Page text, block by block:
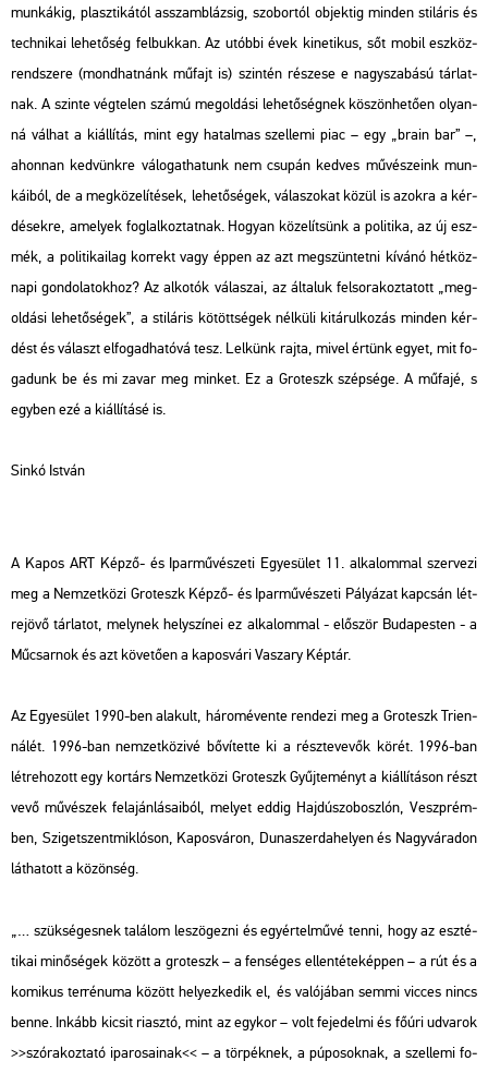
mun­ká­kig, plasz­ti­ká­tól asszamb­lá­zsig, szo­bor­tól ob­jek­tig min­den sti­lá­ris és
tech­ni­kai le­he­tő­ség fel­buk­kan. Az utób­bi évek ki­ne­ti­kus, sőt mobil esz­köz­
rend­sze­re (mond­hat­nánk mű­fajt is) szin­tén ré­sze­se e nagy­sza­bá­sú tár­lat­
nak. A szin­te vég­te­len számú meg­ol­dá­si le­he­tő­ség­nek kö­szön­he­tő­en olyan­
ná vál­hat a ki­ál­lí­tás, mint egy ha­tal­mas szel­le­mi piac – egy „brain bar” –,
ahon­nan ked­vünk­re vá­lo­gat­ha­tunk nem csu­pán ked­ves mű­vé­sze­ink mun­
ká­i­ból, de a meg­kö­ze­lí­té­sek, le­he­tő­sé­gek, vá­la­szo­kat közül is azok­ra a kér­
dé­sek­re, ame­lyek fog­lal­koz­tat­nak. Ho­gyan kö­ze­lít­sünk a po­li­ti­ka, az új esz­
mék, a po­li­ti­ka­i­lag kor­rekt vagy éppen az azt meg­szün­tet­ni kí­vá­nó hét­köz­
na­pi gon­do­la­tok­hoz? Az al­ko­tók vá­la­szai, az ál­ta­luk fel­so­ra­koz­ta­tott „meg­
ol­dá­si le­he­tő­sé­gek”, a sti­lá­ris kö­tött­sé­gek nél­kü­li ki­tá­rul­ko­zás min­den kér­
dést és vá­laszt el­fo­gad­ha­tó­vá tesz. Lel­künk rajta, mivel ér­tünk egyet, mit fo­
ga­dunk be és mi zavar meg min­ket. Ez a Gro­teszk szép­sé­ge. A mű­fa­jé, s
egy­ben ezé a ki­ál­lí­tá­sé is.
Sinkó Ist­ván
A Kapos ART Képző- és Ipar­mű­vé­sze­ti Egye­sü­let 11. al­ka­lom­mal szer­ve­zi
meg a Nem­zet­kö­zi Gro­teszk Képző- és Ipar­mű­vé­sze­ti Pá­lyá­zat kap­csán lét­
re­jö­vő tár­la­tot, mely­nek hely­szí­nei ez al­ka­lom­mal - elő­ször Bu­da­pes­ten - a
Mű­csar­nok és azt kö­ve­tő­en a ka­pos­vá­ri Vas­zary Kép­tár.
Az Egye­sü­let 1990-ben ala­kult, há­rom­éven­te ren­de­zi meg a Gro­teszk Tri­en­
ná­lét. 1996-ban nem­zet­kö­zi­vé bő­ví­tet­te ki a rész­te­ve­vők körét. 1996-ban
lét­re­ho­zott egy kor­társ Nem­zet­kö­zi Gro­teszk Gyűj­te­ményt a ki­ál­lí­tá­son részt
vevő mű­vé­szek fel­aján­lá­sa­i­ból, me­lyet eddig Haj­dú­szo­bosz­lón, Veszp­rém­
ben, Szi­get­szent­mik­ló­son, Ka­pos­vá­ron, Du­na­szer­da­he­lyen és Nagy­vá­ra­don
lát­ha­tott a kö­zön­ség.
„… szük­sé­ges­nek ta­lá­lom le­szö­gez­ni és egy­ér­tel­mű­vé tenni, hogy az esz­té­
ti­kai mi­nő­sé­gek kö­zött a gro­teszk – a fen­sé­ges el­len­té­te­kép­pen – a rút és a
ko­mi­kus ter­ré­nu­ma kö­zött he­lyez­ke­dik el, és va­ló­já­ban semmi vic­ces nincs
benne. In­kább ki­csit ri­asz­tó, mint az egy­kor – volt fe­je­del­mi és főúri ud­va­rok
>>szó­ra­koz­ta­tó ipa­ro­sa­i­nak<< – a tör­pék­nek, a pú­po­sok­nak, a szel­le­mi fo­